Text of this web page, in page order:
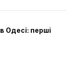
Одесі: перші